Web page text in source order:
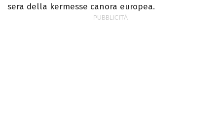
sera della kermesse canora europea.